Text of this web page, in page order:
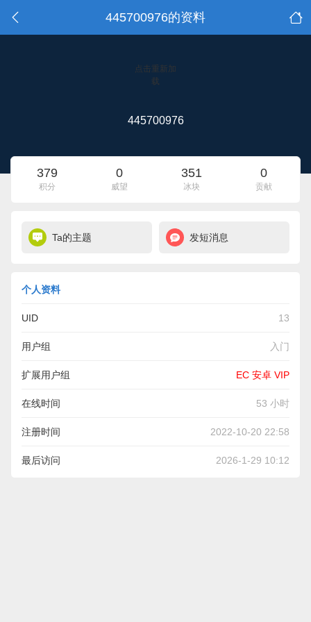
445700976的资料
点击重新加
载
445700976
379
积分
0
威望
351
冰块
0
贡献
Ta的主题 发短消息
个人资料
UID 13
用户组 入门
扩展用户组 EC 安卓 VIP
在线时间 53 小时
注册时间 2022-10-20 22:58
最后访问 2026-1-29 10:12